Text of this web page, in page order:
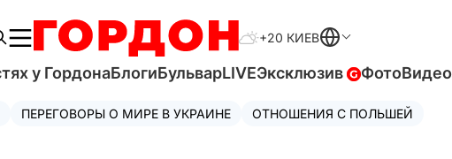
+20 КИЕВ
у ГордонаБлогиБульварLIVEЭксклюзив ФотоВидео
ПЕРЕГОВОРЫ О МИРЕ В УКРАИНЕ ОТНОШЕНИЯ С ПОЛЬШЕЙ